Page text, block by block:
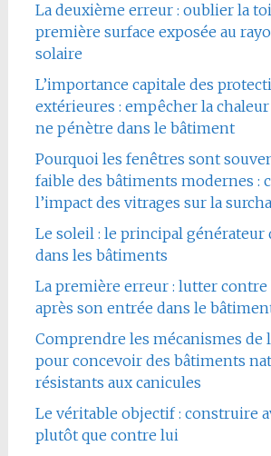
La deuxième erreur : oublier la
première surface exposée au
solaire
L’importance capitale des
extérieures : empêcher la chaleur
ne pénètre dans le bâtiment
Pourquoi les fenêtres sont
faible des bâtiments modernes :
l’impact des vitrages sur la
Le soleil : le principal générateur
dans les bâtiments
La première erreur : lutter contre
après son entrée dans le
Comprendre les mécanismes de
pour concevoir des bâtiments
résistants aux canicules
Le véritable objectif : construire
plutôt que contre lui